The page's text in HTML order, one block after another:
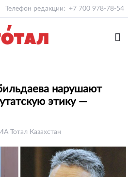
Телефон редакции: +7 700 978-78-54
нарушают
этику —
ИА Тотал Казахстан